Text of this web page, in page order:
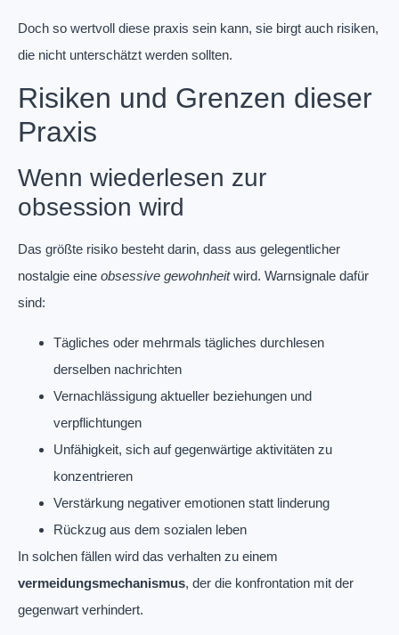
Doch so wertvoll diese praxis sein kann, sie birgt auch risiken,
die nicht unterschätzt werden sollten.
Risiken und Grenzen dieser
Praxis
Wenn wiederlesen zur
obsession wird
Das größte risiko besteht darin, dass aus gelegentlicher
nostalgie eine obsessive gewohnheitwird. Warnsignale dafür
sind:
Tägliches oder mehrmals tägliches durchlesen
derselben nachrichten
Vernachlässigung aktueller beziehungen und
verpflichtungen
Unfähigkeit, sich auf gegenwärtige aktivitäten zu
konzentrieren
Verstärkung negativer emotionen statt linderung
Rückzug aus dem sozialen leben
In solchen fällen wird das verhalten zu einem
vermeidungsmechanismus, der die konfrontation mit der
gegenwart verhindert.